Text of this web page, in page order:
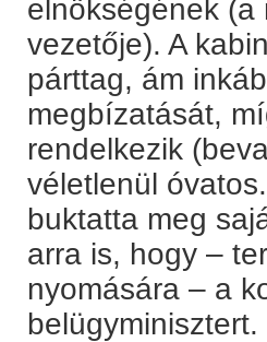
elnökségének (a
vezetője). A
párttag, ám
megbízatását,
rendelkezik
véletlenül
buktatta meg
arra is, hogy –
nyomására – a
belügyminisztert.